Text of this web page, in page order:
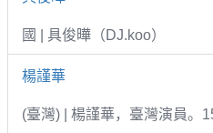
國 | 具俊曄（DJ.koo）
楊謹華
(臺灣) | 楊謹華，臺灣演員。